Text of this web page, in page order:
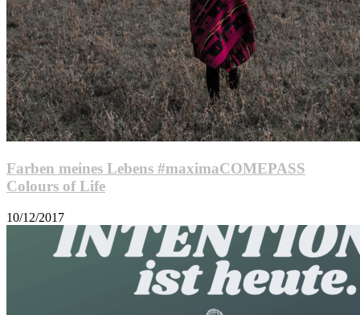
Farben meines Lebens #maximaCOMEPASS
Colours of Life
10/12/2017